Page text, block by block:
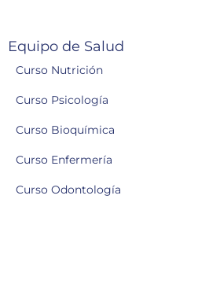
Equipo de Salud
Curso Nutrición
Curso Psicología
Curso Bioquímica
Curso Enfermería
Curso Odontología